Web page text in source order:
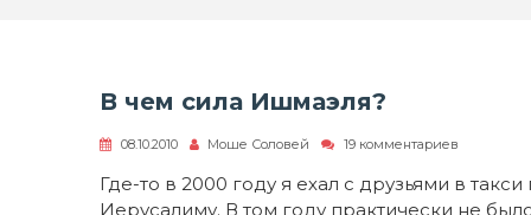
В чем сила Ишмаэля?
08.10.2010 Моше Соловей 19 комментариев
В
Где-то в 2000 году я ехал с друзьями в такси
Иерусалиму. В том году практически не